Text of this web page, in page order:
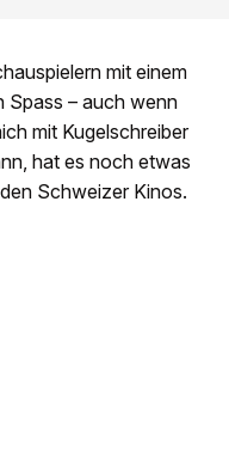
mit einem
Spass – auch wenn
mit Kugelschreiber
hat es noch etwas
Schweizer Kinos.